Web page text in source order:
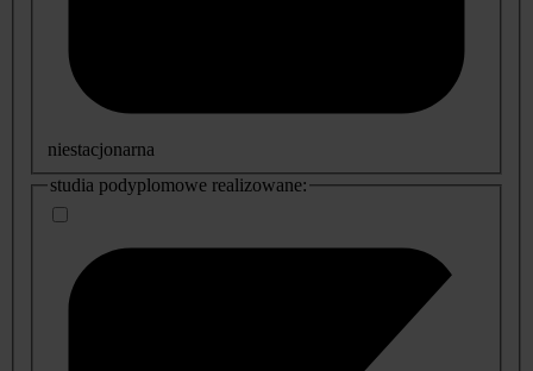
niestacjonarna
studia podyplomowe realizowane: